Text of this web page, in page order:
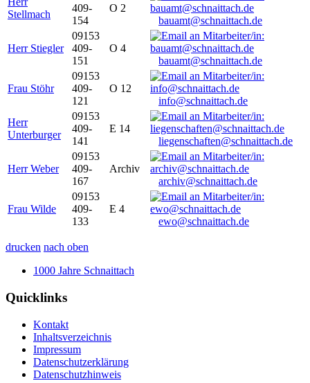
Stellmach
409-
154
O 2
bauamt@schnaittach.de
Herr Stiegler
09153
409-
151
O 4
bauamt@schnaittach.de
Frau Stöhr
09153
409-
121
O 12
info@schnaittach.de
Herr
Unterburger
09153
409-
141
E 14
liegenschaften@schnaittach.de
Herr Weber
09153
409-
167
Archiv
archiv@schnaittach.de
Frau Wilde
09153
409-
133
E 4
ewo@schnaittach.de
drucken nach oben
1000 Jahre Schnaittach
Quicklinks
Kontakt
Inhaltsverzeichnis
Impressum
Datenschutzerklärung
Datenschutzhinweis